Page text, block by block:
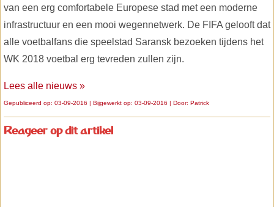
van een erg comfortabele Europese stad met een moderne
infrastructuur en een mooi wegennetwerk. De FIFA gelooft dat
alle voetbalfans die speelstad Saransk bezoeken tijdens het
WK 2018 voetbal erg tevreden zullen zijn.
Lees alle nieuws »
Gepubliceerd op: 03-09-2016 | Bijgewerkt op: 03-09-2016 | Door: Patrick
Reageer op dit artikel